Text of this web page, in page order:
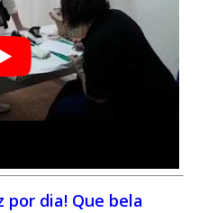
por dia! Que bela